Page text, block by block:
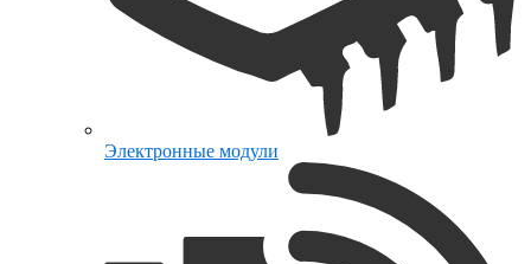
Электронные модули